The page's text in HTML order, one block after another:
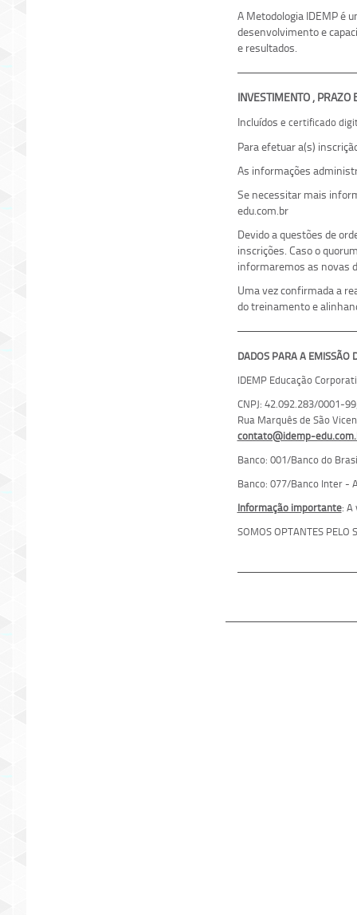
A Metodologia IDEMP é
desenvolvimento e
e resultados.
INVESTIMENTO , PRAZO
Incluídos e certificado
Para efetuar a(s)
As informações
Se necessitar mais
edu.com.br
Devido a questões de
inscrições. Caso o
informaremos as novas
Uma vez confirmada a
do treinamento e
DADOS PARA A
IDEMP Educação
CNPJ: 42.092.283/0001-
Rua Marquês de São
contato@idemp-
Banco: 001/Banco do
Banco: 077/Banco Inter -
Informação importante: A
SOMOS OPTANTES PELO